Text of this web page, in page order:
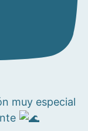
muy especial